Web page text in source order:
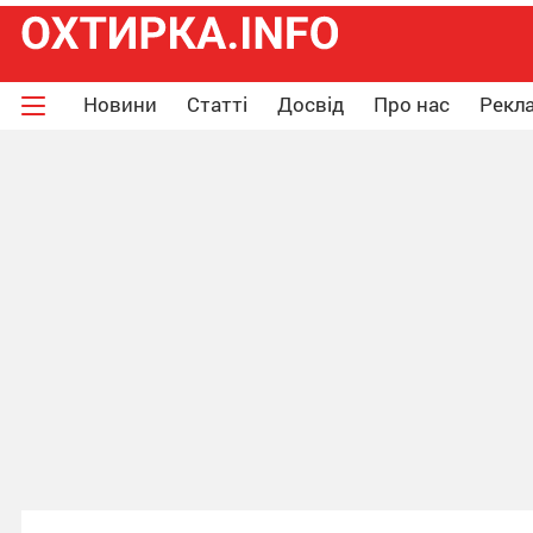
Новини Статті Досвід Про нас